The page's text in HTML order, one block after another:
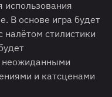
использования
В основе игра будет
стилистики
и катсценами